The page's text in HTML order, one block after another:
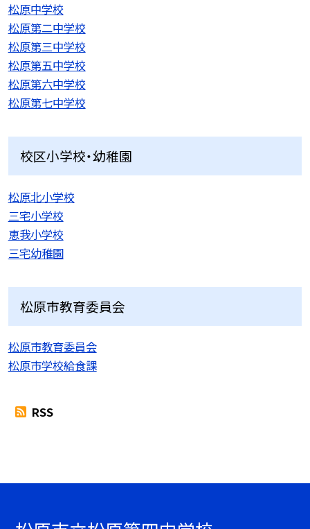
松原中学校
松原第二中学校
松原第三中学校
松原第五中学校
松原第六中学校
松原第七中学校
校区小学校・幼稚園
松原北小学校
三宅小学校
恵我小学校
三宅幼稚園
松原市教育委員会
松原市教育委員会
松原市学校給食課
RSS